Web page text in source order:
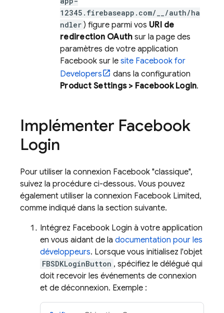
12345.firebaseapp.com/__/auth/ha
ndler ) figure parmi vos URI de
redirection OAuth sur la page des
paramètres de votre application
Facebook sur le site Facebook for
Developers
dans la configuration
Product Settings > Facebook Login.
Implémenter Facebook
Login
Pour utiliser la connexion Facebook "classique",
suivez la procédure ci-dessous. Vous pouvez
également utiliser la connexion Facebook Limited,
comme indiqué dans la section suivante.
Intégrez Facebook Login à votre application
en vous aidant de la documentation pour les
développeurs. Lorsque vous initialisez l'objet
FBSDKLoginButton , spécifiez le délégué qui
doit recevoir les événements de connexion
et de déconnexion. Exemple :